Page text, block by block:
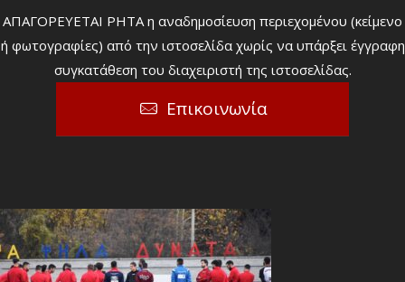
ΑΠΑΓΟΡΕΥΕΤΑΙ ΡΗΤΑ η αναδημοσίευση περιεχομένου (κείμενο
ή φωτογραφίες) από την ιστοσελίδα χωρίς να υπάρξει έγγραφη
συγκατάθεση του διαχειριστή της ιστοσελίδας.
Επικοινωνία